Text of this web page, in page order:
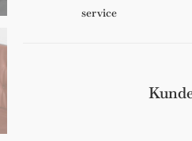
service